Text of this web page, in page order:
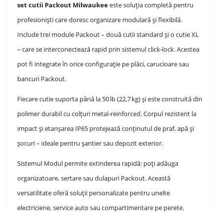
set cutii Packout Milwaukeeeste soluția completă pentru
profesioniști care doresc organizare modulară și flexibilă.
Include trei module Packout – două cutii standard și o cutie XL
– care se interconectează rapid prin sistemul click‑lock. Acestea
pot fi integrate în orice configurație pe plăci, carucioare sau
bancuri Packout.
Fiecare cutie suporta până la 50 lb (22,7 kg) și este construită din
polimer durabil cu colțuri metal‑reinforced. Corpul rezistent la
impact și etanșarea IP65 protejează conținutul de praf, apă și
șocuri – ideale pentru șantier sau depozit exterior.
Sistemul Modul permite extinderea rapidă: poți adăuga
organizatoare, sertare sau dulapuri Packout. Această
versatilitate oferă soluții personalizate pentru unelte
electriciene, service auto sau compartimentare pe perete.